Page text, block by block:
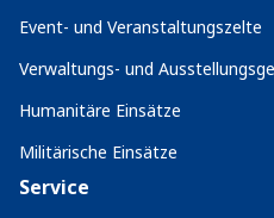
Event- und Veranstaltungszelte
Verwaltungs- und
Humanitäre Einsätze
Militärische Einsätze
Service